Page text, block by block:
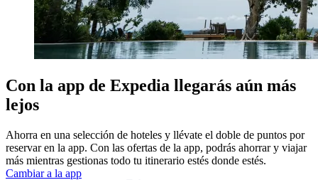
Con la app de Expedia llegarás aún más
lejos
Ahorra en una selección de hoteles y llévate el doble de puntos por
reservar en la app. Con las ofertas de la app, podrás ahorrar y viajar
más mientras gestionas todo tu itinerario estés donde estés.
Cambiar a la app